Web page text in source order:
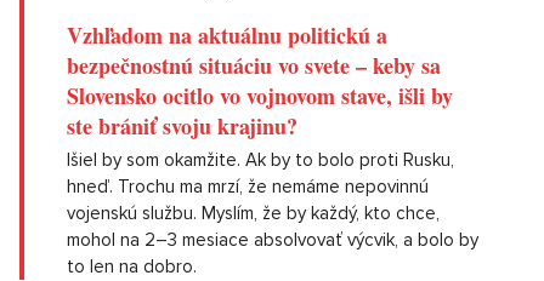
Vzhľadom na aktuálnu politickú a
bezpečnostnú situáciu vo svete – keby sa
Slovensko ocitlo vo vojnovom stave, išli by
ste brániť svoju krajinu?
Išiel by som okamžite. Ak by to bolo proti Rusku,
hneď. Trochu ma mrzí, že nemáme nepovinnú
vojenskú službu. Myslím, že by každý, kto chce,
mohol na 2–3 mesiace absolvovať výcvik, a bolo by
to len na dobro.